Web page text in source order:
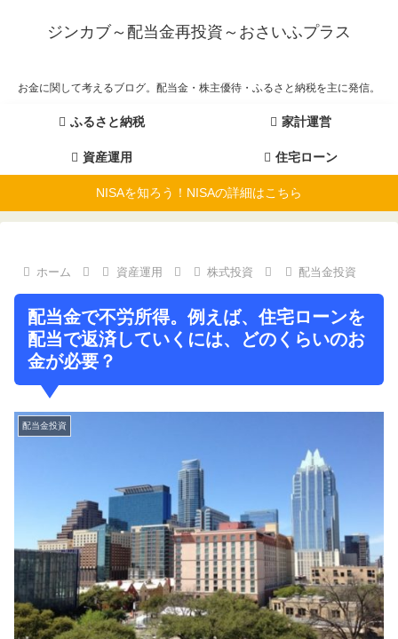
ジンカブ～配当金再投資～おさいふプラス
お金に関して考えるブログ。配当金・株主優待・ふるさと納税を主に発信。
ふるさと納税 家計運営
資産運用 住宅ローン
NISAを知ろう！NISAの詳細はこちら
ホーム 資産運用 株式投資 配当金投資
配当金で不労所得。例えば、住宅ローンを
配当で返済していくには、どのくらいのお
金が必要？
配当金投資